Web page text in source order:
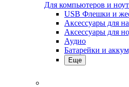
Для компьютеров и
USB Флешки и
Аксессуары для
Аксессуары для
Аудио
Батарейки и
Еще